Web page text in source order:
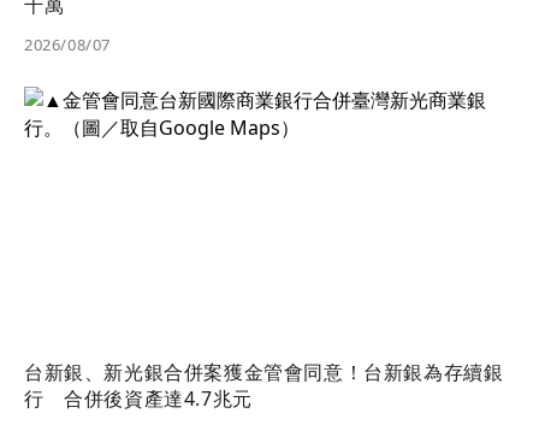
2026/08/07
台新銀、新光銀合併案獲金管會同意！台新銀為存續銀
行 合併後資產達4.7兆元